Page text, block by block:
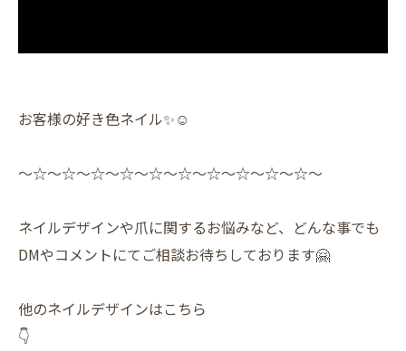
お客様の好き色ネイル✨️☺️
〜☆〜☆〜☆〜☆〜☆〜☆〜☆〜☆〜☆〜☆〜
ネイルデザインや爪に関するお悩みなど、どんな事でも
DMやコメントにてご相談お待ちしております🤗
他のネイルデザインはこちら
👇